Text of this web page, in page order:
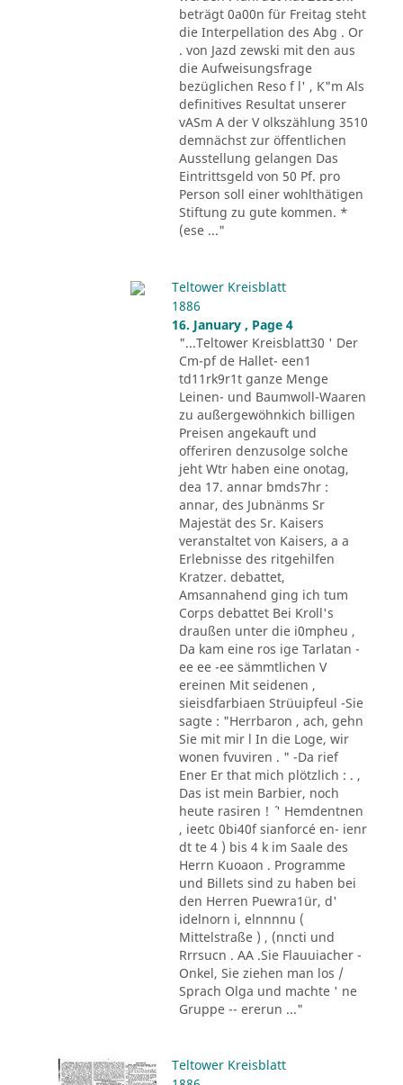
beträgt 0a00n für Freitag steht
die Interpellation des Abg . Or
. von Jazd zewski mit den aus
die Aufweisungsfrage
bezüglichen Reso f l' , K"m Als
definitives Resultat unserer
vASm A der V olkszählung 3510
demnächst zur öffentlichen
Ausstellung gelangen Das
Eintrittsgeld von 50 Pf. pro
Person soll einer wohlthätigen
Stiftung zu gute kommen. *
(ese ..."
Teltower Kreisblatt
1886
16. January , Page 4
"...Teltower Kreisblatt30 ' Der
Cm-pf de Hallet- een1
td11rk9r1t ganze Menge
Leinen- und Baumwoll-Waaren
zu außergewöhnkich billigen
Preisen angekauft und
offeriren denzusolge solche
jeht Wtr haben eine onotag,
dea 17. annar bmds7hr :
annar, des Jubnänms Sr
Majestät des Sr. Kaisers
veranstaltet von Kaisers, a a
Erlebnisse des ritgehilfen
Kratzer. debattet,
Amsannahend ging ich tum
Corps debattet Bei Kroll's
draußen unter die i0mpheu ,
Da kam eine ros ige Tarlatan -
ee ee -ee sämmtlichen V
ereinen Mit seidenen ,
sieisdfarbiaen Strüuipfeul -Sie
sagte : "Herrbaron , ach, gehn
Sie mit mir l In die Loge, wir
wonen fvuviren . " -Da rief
Ener Er that mich plötzlich : . ,
Das ist mein Barbier, noch
heute rasiren ! ´ ' Hemdentnen
, ieetc 0bi40f sianforcé en- ienr
dt te 4 ) bis 4 k im Saale des
Herrn Kuoaon . Programme
und Billets sind zu haben bei
den Herren Puewra1ür, d'
idelnorn i, elnnnnu (
Mittelstraße ) , (nncti und
Rrrsucn . AA .Sie Flauuiacher -
Onkel, Sie ziehen man los /
Sprach Olga und machte ' ne
Gruppe -- ererun ..."
Teltower Kreisblatt